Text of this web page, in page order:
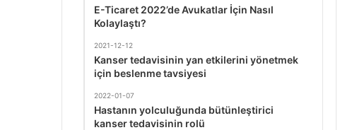
E-Ticaret 2022’de Avukatlar İçin Nasıl
Kolaylaştı?
2021-12-12
Kanser tedavisinin yan etkilerini yönetmek
için beslenme tavsiyesi
2022-01-07
Hastanın yolculuğunda bütünleştirici
kanser tedavisinin rolü